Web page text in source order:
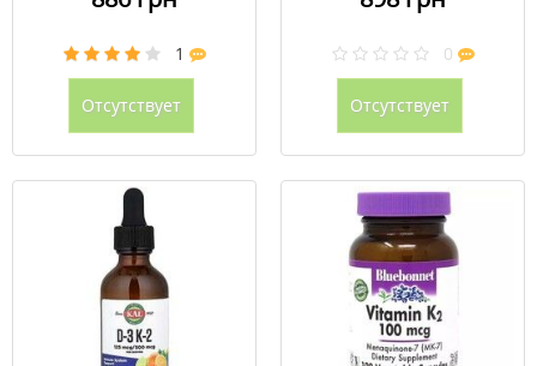
1
Отсутствует
0
Отсутствует